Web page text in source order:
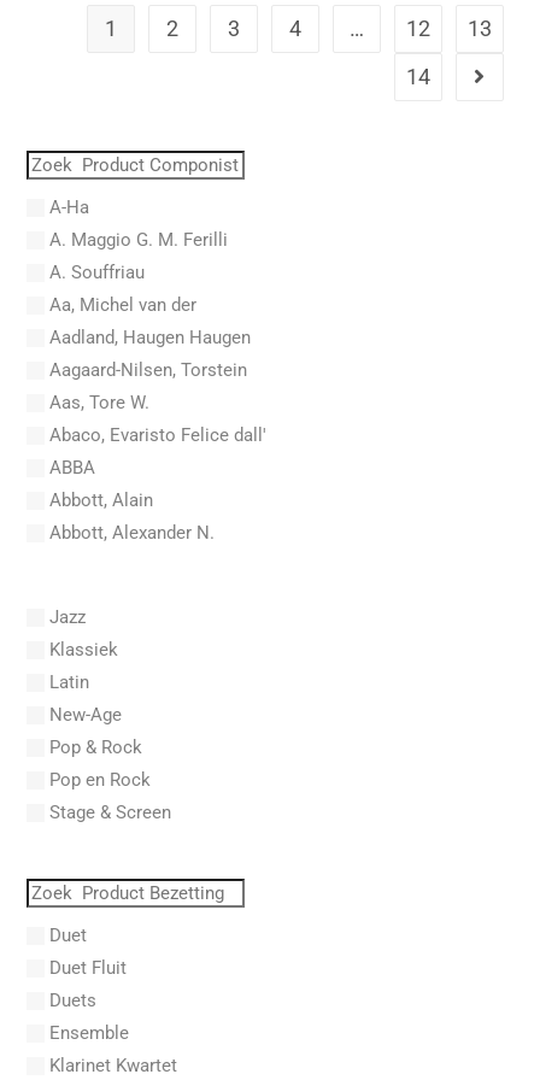
1 2 3 4 … 12
13
14
A-Ha
A. Maggio G. M. Ferilli
A. Souffriau
Aa, Michel van der
Aadland, Haugen Haugen
Aagaard-Nilsen, Torstein
Aas, Tore W.
Abaco, Evaristo Felice dall'
ABBA
Abbott, Alain
Abbott, Alexander N.
Abel, Lex
Aberg, Johan Ludvig
Aboucaya, Christian
Aboulker, Isabelle
Abraham, Paul
Abrams, Lester
Abreu, Zequinha
Absil, Jean
AC/DC
Acker, Dieter
Acosta, Omar
Jazz
Klassiek
Latin
New-Age
Pop & Rock
Pop en Rock
Stage & Screen
Duet
Duet Fluit
Duets
Ensemble
Klarinet Kwartet